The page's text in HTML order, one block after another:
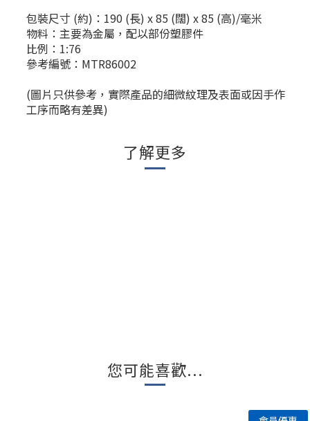
包裝尺寸 (約)：190 (長) x 85 (闊) x 85 (高)/毫米
物料：主要為金屬，配以部份塑膠件
比例：1:76
參考編號：MTR86002
(圖片只供參考，實際產品的細微紋理及表面或因手作
工序而略有差異)
了解更多
您可能喜歡...